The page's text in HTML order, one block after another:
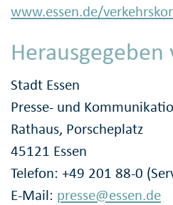
www.essen.de/
Herausgegeben
Stadt Essen
Presse- und
Rathaus, Porscheplatz
45121 Essen
Telefon: +49 201 88-0
E-Mail: presse@essen.de